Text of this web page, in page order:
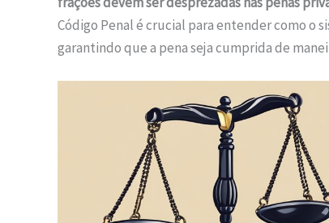
Código Penal é crucial para entender como o
garantindo que a pena seja cumprida de